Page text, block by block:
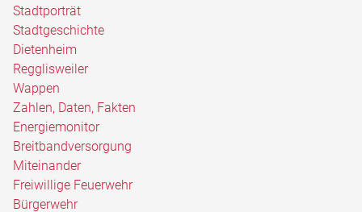
Stadtporträt
Stadtgeschichte
Dietenheim
Regglisweiler
Wappen
Zahlen, Daten, Fakten
Energiemonitor
Breitbandversorgung
Miteinander
Freiwillige Feuerwehr
Bürgerwehr